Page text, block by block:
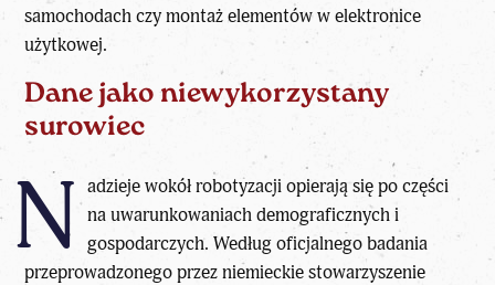
samochodach czy montaż elementów w elektronice
użytkowej.
Dane jako niewykorzystany
surowiec
N adzieje wokół robotyzacji opierają się po części
na uwarunkowaniach demograficznych i
gospodarczych. Według oficjalnego badania
przeprowadzonego przez niemieckie stowarzyszenie